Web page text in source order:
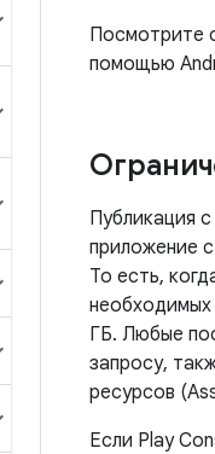
Посмотрите
помощью
Публикация
приложение
То есть,
необходимых
ГБ. Любые
запросу,
ресурсов
Если Play